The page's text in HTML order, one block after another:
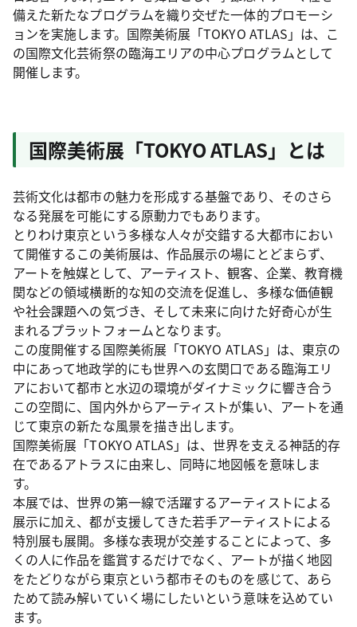
備えた新たなプログラムを織り交ぜた一体的プロモーシ
ョンを実施します。国際美術展「TOKYO ATLAS」は、こ
の国際文化芸術祭の臨海エリアの中心プログラムとして
開催します。
国際美術展「TOKYO ATLAS」とは
芸術文化は都市の魅力を形成する基盤であり、そのさら
なる発展を可能にする原動力でもあります。
とりわけ東京という多様な人々が交錯する大都市におい
て開催するこの美術展は、作品展示の場にとどまらず、
アートを触媒として、アーティスト、観客、企業、教育機
関などの領域横断的な知の交流を促進し、多様な価値観
や社会課題への気づき、そして未来に向けた好奇心が生
まれるプラットフォームとなります。
この度開催する国際美術展「TOKYO ATLAS」は、東京の
中にあって地政学的にも世界への玄関口である臨海エリ
アにおいて都市と水辺の環境がダイナミックに響き合う
この空間に、国内外からアーティストが集い、アートを通
じて東京の新たな風景を描き出します。
国際美術展「TOKYO ATLAS」は、世界を支える神話的存
在であるアトラスに由来し、同時に地図帳を意味しま
す。
本展では、世界の第一線で活躍するアーティストによる
展示に加え、都が支援してきた若手アーティストによる
特別展も展開。多様な表現が交差することによって、多
くの人に作品を鑑賞するだけでなく、アートが描く地図
をたどりながら東京という都市そのものを感じて、あら
ためて読み解いていく場にしたいという意味を込めてい
ます。